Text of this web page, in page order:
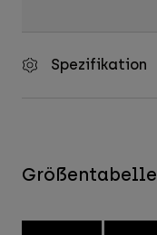
Spezifikation
Größentabelle